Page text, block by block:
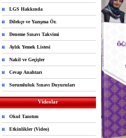
LGS Hakkında
Dilekçe ve Yazışma Ör.
Deneme Sınavı Takvimi
Aylık Yemek Listesi
Nakil ve Geçişler
Cevap Anahtarı
Sorumluluk Sınavı Duyuruları
Videolar
Okul Tanıtım
Etkinlikler (Video)